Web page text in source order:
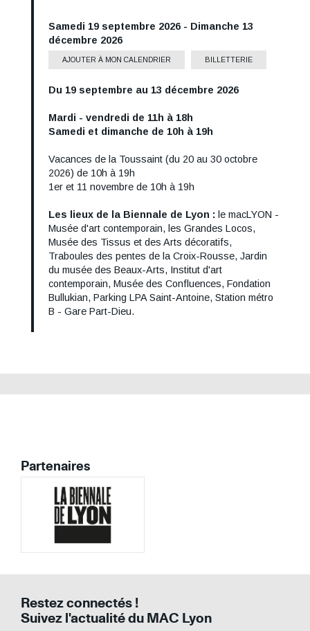
Date
Samedi 19 septembre 2026 - Dimanche 13
décembre 2026
AJOUTER À MON CALENDRIER BILLETTERIE
Informations
Du 19 septembre au 13 décembre 2026
Mardi - vendredi de 11h à 18h
Samedi et dimanche de 10h à 19h
Vacances de la Toussaint (du 20 au 30 octobre
2026) de 10h à 19h
1er et 11 novembre de 10h à 19h
Lieu
Les lieux de la Biennale de Lyon : le macLYON -
Musée d'art contemporain, les Grandes Locos,
Musée des Tissus et des Arts décoratifs,
Traboules des pentes de la Croix-Rousse, Jardin
du musée des Beaux-Arts, Institut d'art
contemporain, Musée des Confluences, Fondation
Bullukian, Parking LPA Saint-Antoine, Station métro
B - Gare Part-Dieu.
Partenaires
Restez connectés !
Suivez l'actualité du MAC Lyon